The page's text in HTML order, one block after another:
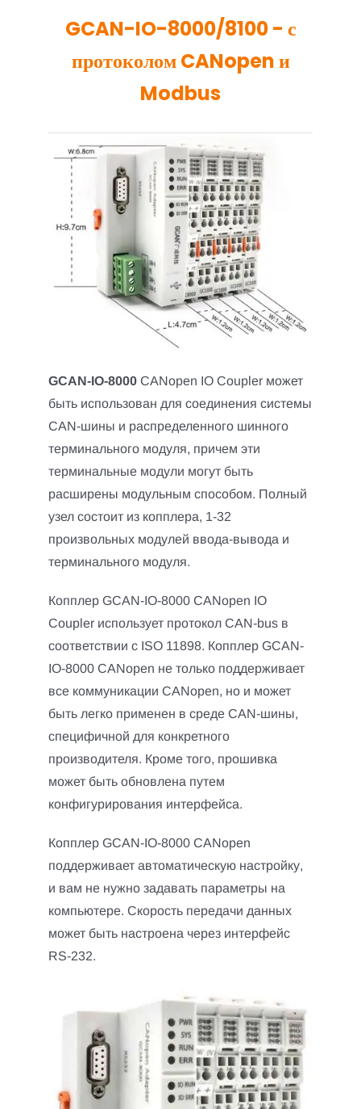
GCAN-IO-8000/8100 - с
протоколом CANopen и
Modbus
GCAN-IO-8000CANopen IO Coupler может
быть использован для соединения системы
CAN-шины и распределенного шинного
терминального модуля, причем эти
терминальные модули могут быть
расширены модульным способом. Полный
узел состоит из копплера, 1-32
произвольных модулей ввода-вывода и
терминального модуля.
Копплер GCAN-IO-8000 CANopen IO
Coupler использует протокол CAN-bus в
соответствии с ISO 11898. Копплер GCAN-
IO-8000 CANopen не только поддерживает
все коммуникации CANopen, но и может
быть легко применен в среде CAN-шины,
специфичной для конкретного
производителя. Кроме того, прошивка
может быть обновлена путем
конфигурирования интерфейса.
Копплер GCAN-IO-8000 CANopen
поддерживает автоматическую настройку,
и вам не нужно задавать параметры на
компьютере. Скорость передачи данных
может быть настроена через интерфейс
RS-232.